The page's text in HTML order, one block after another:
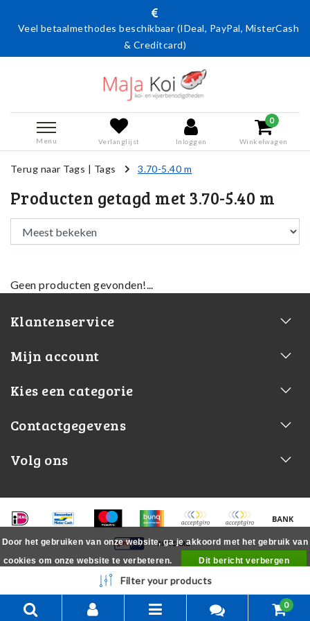
Veel betaalmethodes beschikbaar (IDeal, PayPal, MisterCash
& Creditcard)
Menu Verlanglijst Inloggen
0
Winkelwagen
Terug naar Tags | Tags 3.70-5.40 m
Producten getagd met 3.70-5.40 m
Geen producten gevonden!...
Klantenservice
Mijn account
Kies een categorie
Contactgegevens
Volg ons
Filter your products
0
Door het gebruiken van onze website, ga je akkoord met het gebruik van
cookies om onze website te verbeteren.
Dit bericht verbergen
Meer over cookies »